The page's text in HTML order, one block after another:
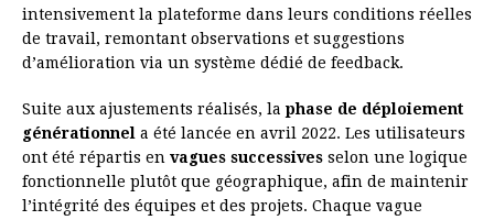
intensivement la plateforme dans leurs conditions réelles
de travail, remontant observations et suggestions
d’amélioration via un système dédié de feedback.
Suite aux ajustements réalisés, la phase de déploiement
générationnel a été lancée en avril 2022. Les utilisateurs
ont été répartis en vagues successives selon une logique
fonctionnelle plutôt que géographique, afin de maintenir
l’intégrité des équipes et des projets. Chaque vague